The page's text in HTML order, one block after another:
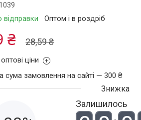
Оптом і в роздріб
28,59 ₴
₴
ціни
сума замовлення на сайті — 300 ₴
Залишилось